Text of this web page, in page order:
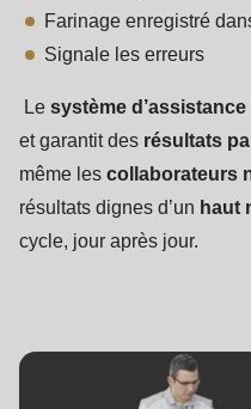
Farinage enregistré
Signale les erreurs
Le système d’assistance
et garantit des résultats
même les collaborateurs
résultats dignes d’un haut
cycle, jour après jour.